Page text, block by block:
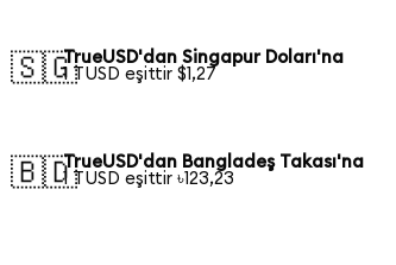
🇸🇬TrueUSD'dan Singapur Doları'na
1 TUSD eşittir $1,27
🇧🇩TrueUSD'dan Bangladeş Takası'na
1 TUSD eşittir ৳123,23